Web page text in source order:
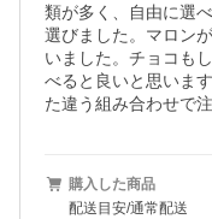
類が多く、自由に選
選びました。マロン
いました。チョコも
べると良いと思いま
た違う組み合わせで
購入した商品
配送目安/通常配送